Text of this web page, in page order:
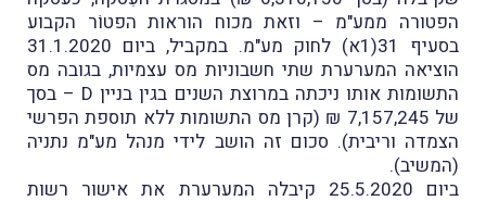
הפטורה ממע"מ – וזאת מכוח הוראות הפטוֹר הקבוע
בסעיף 31(1א) לחוק מע"מ. במקביל, ביום 31.1.2020
הוציאה המערערת שתי חשבוניות מס עצמיות, בגובה מס
התשומות אותו ניכתה במרוצת השנים בגין בניין D – בסך
של 7,157,245 ₪ (קרן מס התשומות ללא תוספת הפרשי
הצמדה וריבית). סכום זה הושב לידי מנהל מע"מ נתניה
(המשיב).
ביום 25.5.2020 קיבלה המערערת את אישור רשות